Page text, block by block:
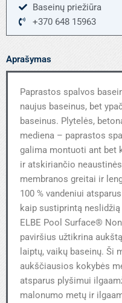
Baseinų priežiūra
+370 648 15963
Aprašymas
Paprastos spalvos
naujus baseinus, bet
baseinus. Plytelės,
mediena – paprastos
galima montuoti ant bet
ir atskiriančio
membranos greitai ir
100 % vandeniui
kaip sustiprintą
ELBE Pool Surface®
paviršius užtikrina
laiptų, vaikų baseinų. Ši
aukščiausios kokybės
atsparus plyšimui
malonumo metų ir